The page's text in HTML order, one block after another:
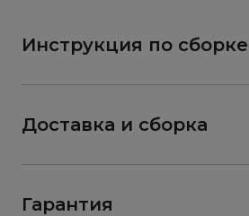
Инструкция по сборке
Доставка и сборка
Гарантия